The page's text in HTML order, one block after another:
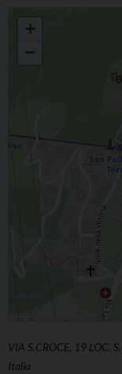
+
−
VIA S.CROCE, 19 LOC.
Italia